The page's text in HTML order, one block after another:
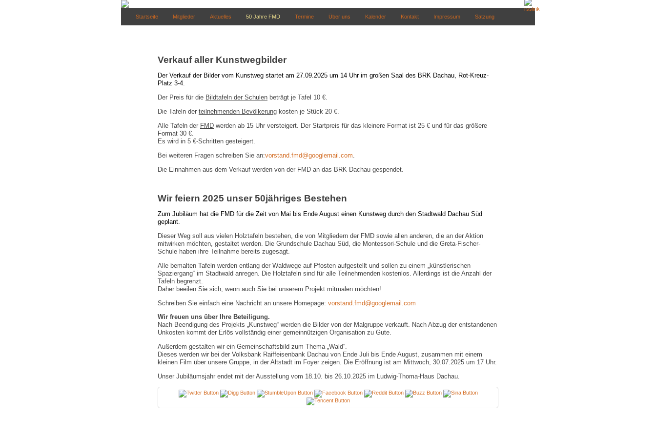
Startseite Mitglieder Aktuelles 50 Jahre FMD Termine Über uns Kalender Kontakt Impressum Satzung
Verkauf aller Kunstwegbilder
Der Verkauf der Bilder vom Kunstweg startet am 27.09.2025 um 14 Uhr im großen Saal des BRK Dachau, Rot-Kreuz-
Platz 3-4.
Der Preis für die Bildtafeln der Schulen beträgt je Tafel 10 €.
Die Tafeln der teilnehmenden Bevölkerung kosten je Stück 20 €.
Alle Tafeln der FMD werden ab 15 Uhr versteigert. Der Startpreis für das kleinere Format ist 25 € und für das größere
Format 30 €.
Es wird in 5 €-Schritten gesteigert.
Bei weiteren Fragen schreiben Sie an:vorstand.fmd@googlemail.com
Die Einnahmen aus dem Verkauf werden von der FMD an das BRK Dachau gespendet.
Wir feiern 2025 unser 50jähriges Bestehen
Zum Jubiläum hat die FMD für die Zeit von Mai bis Ende August einen Kunstweg durch den Stadtwald Dachau Süd
geplant.
Dieser Weg soll aus vielen Holztafeln bestehen, die von Mitgliedern der FMD sowie allen anderen, die an der Aktion
mitwirken möchten, gestaltet werden. Die Grundschule Dachau Süd, die Montessori-Schule und die Greta-Fischer-
Schule haben ihre Teilnahme bereits zugesagt.
Alle bemalten Tafeln werden entlang der Waldwege auf Pfosten aufgestellt und sollen zu einem „künstlerischen
Spaziergang“ im Stadtwald anregen. Die Holztafeln sind für alle Teilnehmenden kostenlos. Allerdings ist die Anzahl der
Tafeln begrenzt.
Daher beeilen Sie sich, wenn auch Sie bei unserem Projekt mitmalen möchten!
Schreiben Sie einfach eine Nachricht an unsere Homepage: vorstand.fmd@googlemail.com
Wir freuen uns über Ihre Beteiligung.
Nach Beendigung des Projekts „Kunstweg“ werden die Bilder von der Malgruppe verkauft. Nach Abzug der entstandenen
Unkosten kommt der Erlös vollständig einer gemeinnützigen Organisation zu Gute.
Außerdem gestalten wir ein Gemeinschaftsbild zum Thema „Wald“.
Dieses werden wir bei der Volksbank Raiffeisenbank Dachau von Ende Juli bis Ende August, zusammen mit einem
kleinen Film über unsere Gruppe, in der Altstadt im Foyer zeigen. Die Eröffnung ist am Mittwoch, 30.07.2025 um 17 Uhr.
Unser Jubiläumsjahr endet mit der Ausstellung vom 18.10. bis 26.10.2025 im Ludwig-Thoma-Haus Dachau.